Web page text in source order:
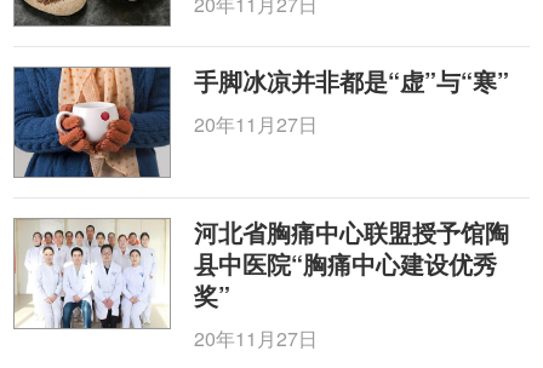
手脚冰凉并非都是“虚”与“寒”
20年11月27日
河北省胸痛中心联盟授予馆陶
县中医院“胸痛中心建设优秀
奖”
20年11月27日